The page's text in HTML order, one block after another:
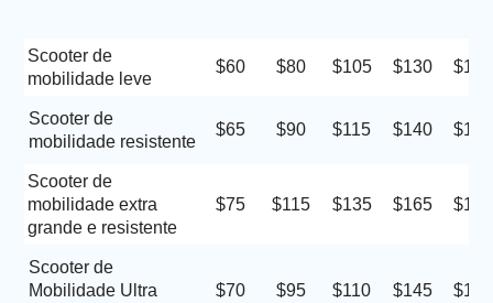
Scooter de
mobilidade leve
$60 $80 $105 $130 $155
Scooter de
mobilidade resistente
$65 $90 $115 $140 $160
Scooter de
mobilidade extra
grande e resistente
$75 $115 $135 $165 $185
Scooter de
Mobilidade Ultra
$70 $95 $110 $145 $170